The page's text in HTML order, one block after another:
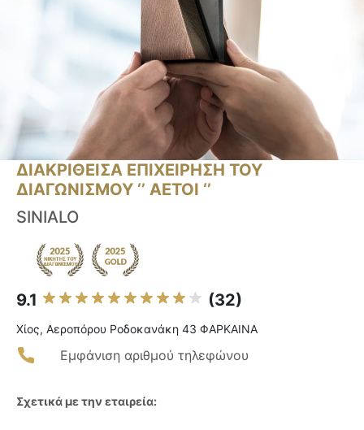
ΔΙΑΚΡΙΘΕΙΣΑ ΕΠΙΧΕΙΡΗΣΗ ΤΟΥ
ΔΙΑΓΩΝΙΣΜΟΥ ‘’ ΑΕΤΟΙ ‘’
SINIALO
9.1 (32)
Χίος, Αεροπόρου Ροδοκανάκη 43 ΦΑΡΚΑΙΝΑ
Εμφάνιση αριθμού τηλεφώνου
Σχετικά με την εταιρεία: